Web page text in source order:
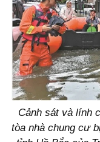
Cảnh sát và lính
tòa nhà chung cư